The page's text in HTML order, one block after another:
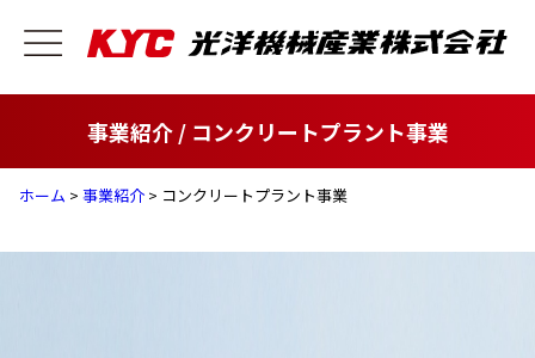
事業紹介 / コンクリートプラント事業
ホーム > 事業紹介 > コンクリートプラント事業